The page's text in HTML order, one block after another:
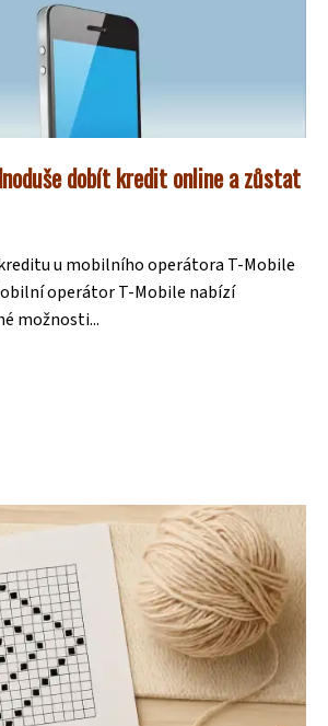
dobít kredit online a zůstat
u mobilního operátora T-Mobile
operátor T-Mobile nabízí
možnosti...